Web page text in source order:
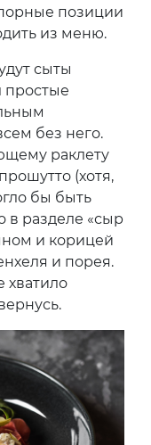
позиции
из меню.
сыты
простые
без него.
раклету
(хотя,
бы быть
в разделе «сыр
и корицей
и порея.
хватило